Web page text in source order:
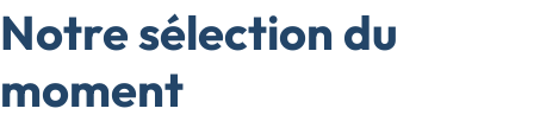
Notre sélection du
moment